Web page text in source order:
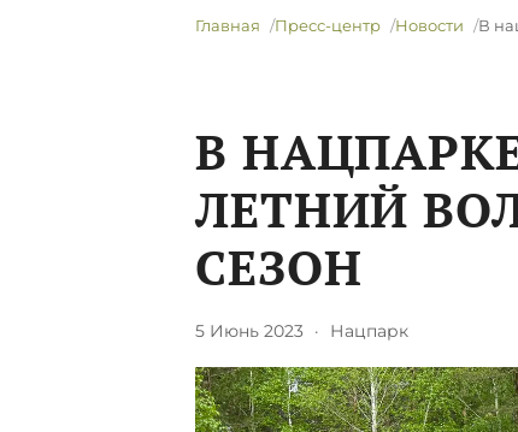
Главная Пресс-центр Новости В
В
ЛЕТНИЙ
СЕЗОН
5 Июнь 2023 · Нацпарк